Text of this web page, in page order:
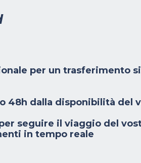
per un trasferimento
48h dalla disponibilità del
seguire il viaggio del
in tempo reale